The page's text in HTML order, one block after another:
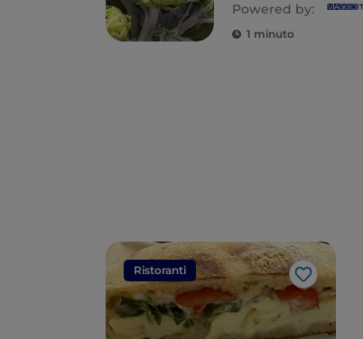
Powered by:
1 minuto
Ristoranti
Like